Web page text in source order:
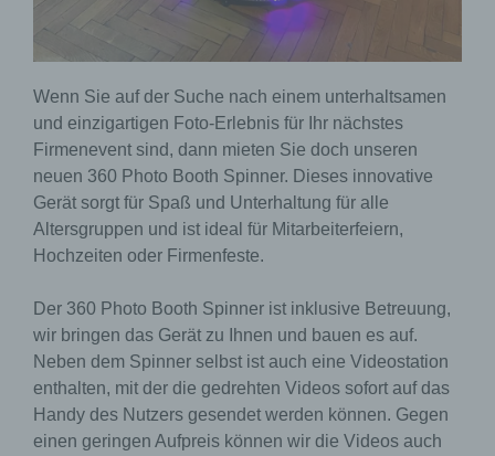
Wenn Sie auf der Suche nach einem unterhaltsamen
und einzigartigen Foto-Erlebnis für Ihr nächstes
Firmenevent sind, dann mieten Sie doch unseren
neuen 360 Photo Booth Spinner. Dieses innovative
Gerät sorgt für Spaß und Unterhaltung für alle
Altersgruppen und ist ideal für Mitarbeiterfeiern,
Hochzeiten oder Firmenfeste.
Der 360 Photo Booth Spinner ist inklusive Betreuung,
wir bringen das Gerät zu Ihnen und bauen es auf.
Neben dem Spinner selbst ist auch eine Videostation
enthalten, mit der die gedrehten Videos sofort auf das
Handy des Nutzers gesendet werden können. Gegen
einen geringen Aufpreis können wir die Videos auch